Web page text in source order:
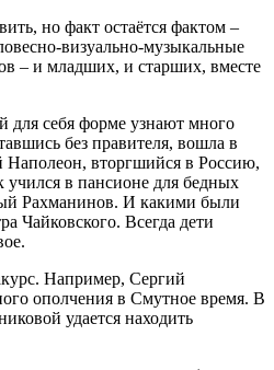
но факт остаётся фактом –
визуально-музыкальные
– и младших, и старших, вместе
для себя форме узнают много
без правителя, вошла в
Наполеон, вторгшийся в Россию,
в пансионе для бедных
Рахманинов. И какими были
Чайковского. Всегда дети
Например, Сергий
ополчения в Смутное время. В
удается находить